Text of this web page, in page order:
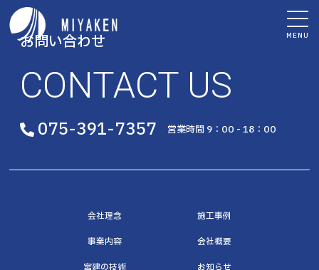
MENU
お問い合わせ
CONTACT US
075-391-7357 営業時間 9：00 - 18：00
会社理念 施工事例
事業内容 会社概要
宮建の技術 お知らせ